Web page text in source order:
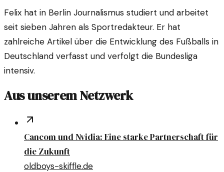
Felix hat in Berlin Journalismus studiert und arbeitet
seit sieben Jahren als Sportredakteur. Er hat
zahlreiche Artikel über die Entwicklung des Fußballs in
Deutschland verfasst und verfolgt die Bundesliga
intensiv.
Aus unserem Netzwerk
Cancom und Nvidia: Eine starke Partnerschaft für
die Zukunft
oldboys-skiffle.de